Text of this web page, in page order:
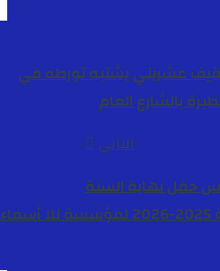
عشريني يشتبه تورطه في
بالشارع العام
التالي
حفل نهاية السنة